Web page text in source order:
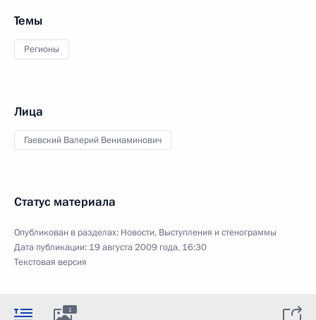
Темы
Регионы
Лица
Гаевский Валерий Вениаминович
Статус материала
Опубликован в разделах: Новости, Выступления и стенограммы
Дата публикации: 19 августа 2009 года, 16:30
Текстовая версия
1